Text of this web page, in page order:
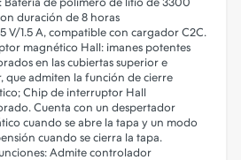
duración de 8 horas
V/1.5 A, compatible con cargador C2C.
magnético Hall: imanes potentes
en las cubiertas superior e
que admiten la función de cierre
Chip de interruptor Hall
Cuenta con un despertador
cuando se abre la tapa y un modo
cuando se cierra la tapa.
Admite controlador